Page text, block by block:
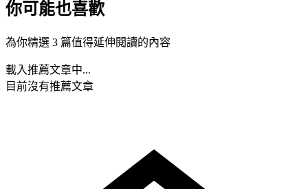
你可能也喜歡
為你精選 3 篇值得延伸閱讀的內容
載入推薦文章中...
目前沒有推薦文章